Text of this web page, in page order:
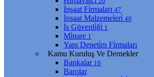
İnşaat Fi̇rmaları 47
İnşaat Malzemeleri̇ 40
İş Güvenli̇ği̇ 1
Mi̇nare 1
Yapı Deneti̇m Fi̇rmaları
Kamu Kuruluş Ve Dernekler
Bankalar 10
Barolar